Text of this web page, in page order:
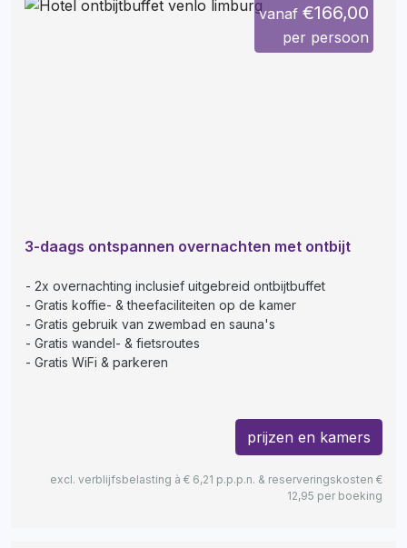
vanaf €166,00
per persoon
3-daags ontspannen overnachten met ontbijt
2x overnachting inclusief uitgebreid ontbijtbuffet
Gratis koffie- & theefaciliteiten op de kamer
Gratis gebruik van zwembad en sauna's
Gratis wandel- & fietsroutes
Gratis WiFi & parkeren
prijzen en kamers
excl. verblijfsbelasting à € 6,21 p.p.p.n. & reserveringskosten €
12,95 per boeking